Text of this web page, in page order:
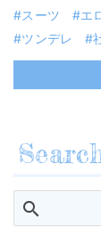
スーツ
エ
ツンデレ